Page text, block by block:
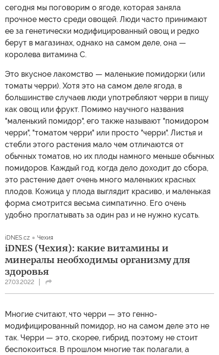
сегодня мы поговорим о ягоде, которая заняла
прочное место среди овощей. Люди часто принимают
ее за генетически модифицированный овощ и редко
берут в магазинах, однако на самом деле, она —
королева витамина С.
Это вкусное лакомство — маленькие помидорки (или
томаты черри). Хотя это на самом деле ягода, в
большинстве случаев люди употребляют черри в пищу
как овощ или фрукт. Помимо научного названия
"маленький помидор", его также называют "помидором
черри", "томатом черри" или просто "черри". Листья и
стебли этого растения мало чем отличаются от
обычных томатов, но их плоды намного меньше обычных
помидоров. Каждый год, когда дело доходит до сбора,
это растение дает очень много маленьких красных
плодов. Кожица у плода выглядит красиво, и маленькая
форма смотрится весьма симпатично. Его очень
удобно проглатывать за один раз и не нужно кусать.
iDNES.cz Чехия
iDNES (Чехия): какие витамины и
минералы необходимы организму для
здоровья
27.03.2022
Многие считают, что черри — это генно-
модифицированный помидор, но на самом деле это не
так. Черри — это, скорее, гибрид, поэтому не стоит
беспокоиться. В прошлом многие так полагали, а